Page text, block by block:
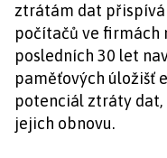
ztrátám dat přispívá
počítačů ve firmách
posledních 30 let
paměťových úložišť
potenciál ztráty dat,
jejich obnovu.